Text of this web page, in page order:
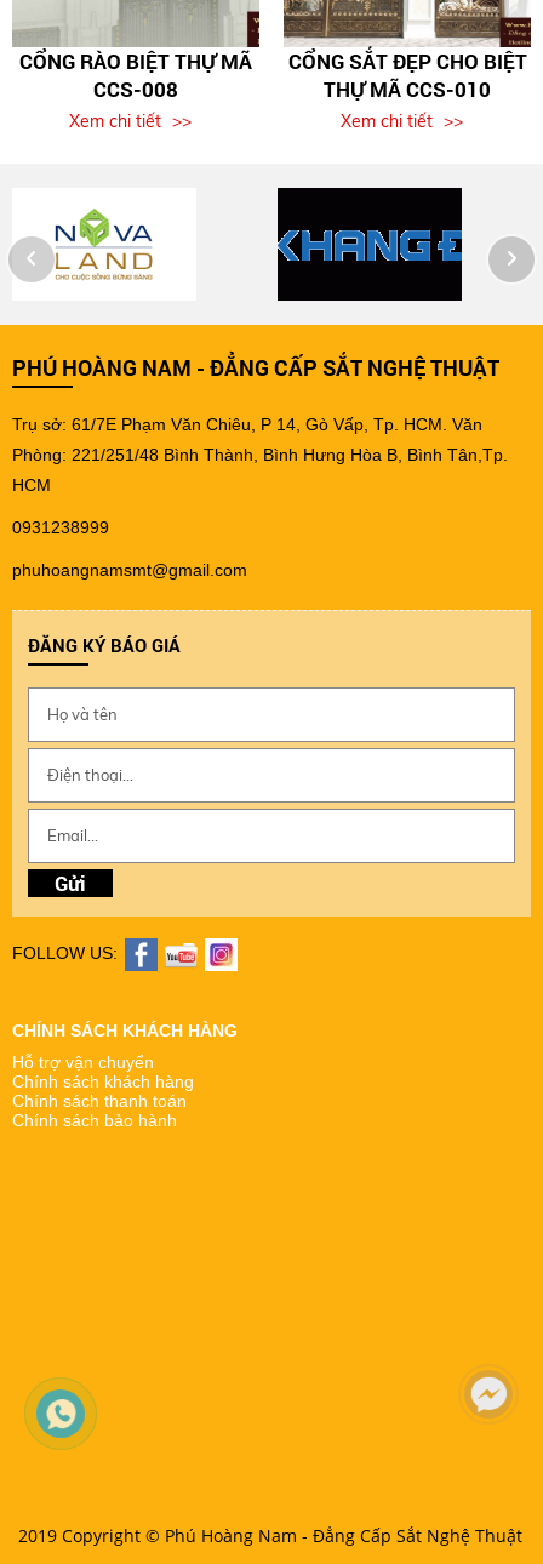
CỔNG RÀO BIỆT THỰ MÃ
CCS-008
Xem chi tiết
CỔNG SẮT ĐẸP CHO BIỆT
THỰ MÃ CCS-010
Xem chi tiết
PHÚ HOÀNG NAM - ĐẲNG CẤP SẮT NGHỆ THUẬT
Trụ sở: 61/7E Phạm Văn Chiêu, P 14, Gò Vấp, Tp. HCM. Văn
Phòng: 221/251/48 Bình Thành, Bình Hưng Hòa B, Bình Tân,Tp.
HCM
0931238999
phuhoangnamsmt@gmail.com
ĐĂNG KÝ BÁO GIÁ
FOLLOW US:
CHÍNH SÁCH KHÁCH HÀNG
Hỗ trợ vận chuyển
Chính sách khách hàng
Chính sách thanh toán
Chính sách bảo hành
2019 Copyright © Phú Hoàng Nam - Đẳng Cấp Sắt Nghệ Thuật